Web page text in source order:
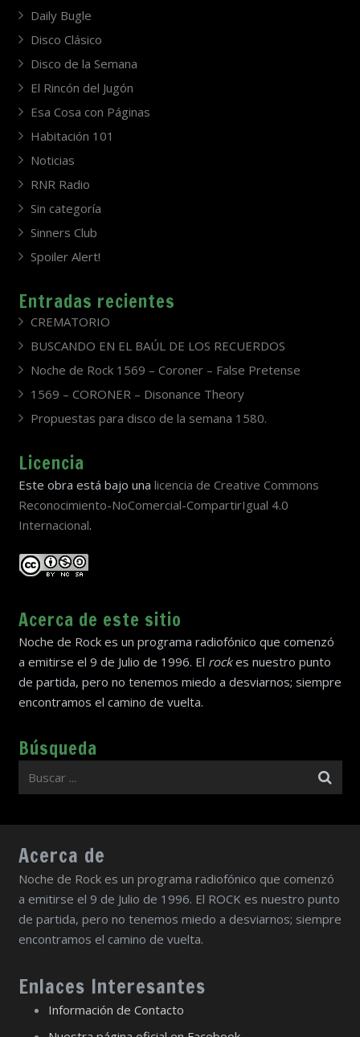
Daily Bugle
Disco Clásico
Disco de la Semana
El Rincón del Jugón
Esa Cosa con Páginas
Habitación 101
Noticias
RNR Radio
Sin categoría
Sinners Club
Spoiler Alert!
Entradas recientes
CREMATORIO
BUSCANDO EN EL BAÚL DE LOS RECUERDOS
Noche de Rock 1569 – Coroner – False Pretense
1569 – CORONER – Disonance Theory
Propuestas para disco de la semana 1580.
Licencia
Este obra está bajo una licencia de Creative Commons
Reconocimiento-NoComercial-CompartirIgual 4.0
Internacional.
Acerca de este sitio
Noche de Rock es un programa radiofónico que comenzó
a emitirse el 9 de Julio de 1996. El rockes nuestro punto
de partida, pero no tenemos miedo a desviarnos; siempre
encontramos el camino de vuelta.
Búsqueda
Acerca de
Noche de Rock es un programa radiofónico que comenzó
a emitirse el 9 de Julio de 1996. El ROCK es nuestro punto
de partida, pero no tenemos miedo a desviarnos; siempre
encontramos el camino de vuelta.
Enlaces Interesantes
Información de Contacto